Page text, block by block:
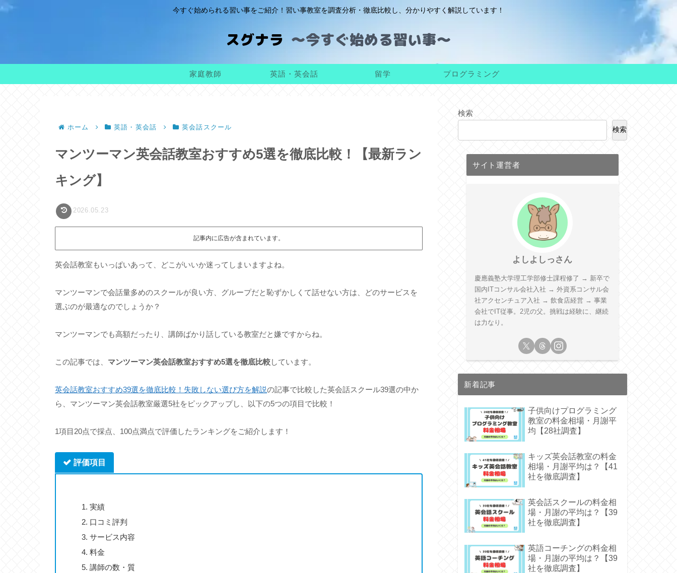
今すぐ始められる習い事をご紹介！習い事教室を調査分析・徹底比較し、分かりやすく解説しています！
スグナラ
家庭教師 英語・英会話 留学 プログラミング
ホーム 英語・英会話 英会話スクール
マンツーマン英会話教室おすすめ5選を徹底比較！【最新ラン
キング】
2026.05.23
記事内に広告が含まれています。
英会話教室もいっぱいあって、どこがいいか迷ってしまいますよね。
マンツーマンで会話量多めのスクールが良い方、グループだと恥ずかしくて話せない方は、どのサービスを
選ぶのが最適なのでしょうか？
マンツーマンでも高額だったり、講師ばかり話している教室だと嫌ですからね。
この記事では、 マンツーマン英会話教室おすすめ5選を徹底比較しています。
英会話教室おすすめ39選を徹底比較！失敗しない選び方を解説の記事で比較した英会話スクール39選の中か
ら、マンツーマン英会話教室厳選5社をピックアップし、以下の5つの項目で比較！
1項目20点で採点、100点満点で評価したランキングをご紹介します！
評価項目
実績
口コミ評判
サービス内容
料金
講師の数・質
検索
検索
サイト運営者
よしよしっさん
慶應義塾大学理工学部修士課程修了 → 新卒で
国内ITコンサル会社入社 → 外資系コンサル会
社アクセンチュア入社 → 飲食店経営 → 事業
会社でIT従事。2児の父。挑戦は経験に、継続
は力なり。
新着記事
子供向けプログラミング
教室の料金相場・月謝平
均【28社調査】
キッズ英会話教室の料金
相場・月謝平均は？【41
社を徹底調査】
英会話スクールの料金相
場・月謝の平均は？【39
社を徹底調査】
英語コーチングの料金相
場・月謝の平均は？【39
社を徹底調査】